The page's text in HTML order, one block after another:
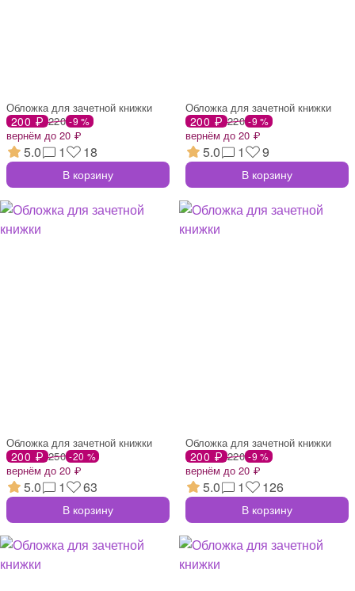
Обложка для зачетной книжки
200 ₽ 220 -9 %
вернём до 20 ₽
5.0 1 18
В корзину
Обложка для зачетной книжки
200 ₽ 220 -9 %
вернём до 20 ₽
5.0 1 9
В корзину
Обложка для зачетной книжки
200 ₽ 250 -20 %
вернём до 20 ₽
5.0 1 63
В корзину
Обложка для зачетной книжки
200 ₽ 220 -9 %
вернём до 20 ₽
5.0 1 126
В корзину